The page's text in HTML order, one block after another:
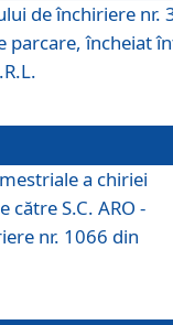
de închiriere nr.
parcare, încheiat
a chiriei
S.C. ARO -
nr. 1066 din